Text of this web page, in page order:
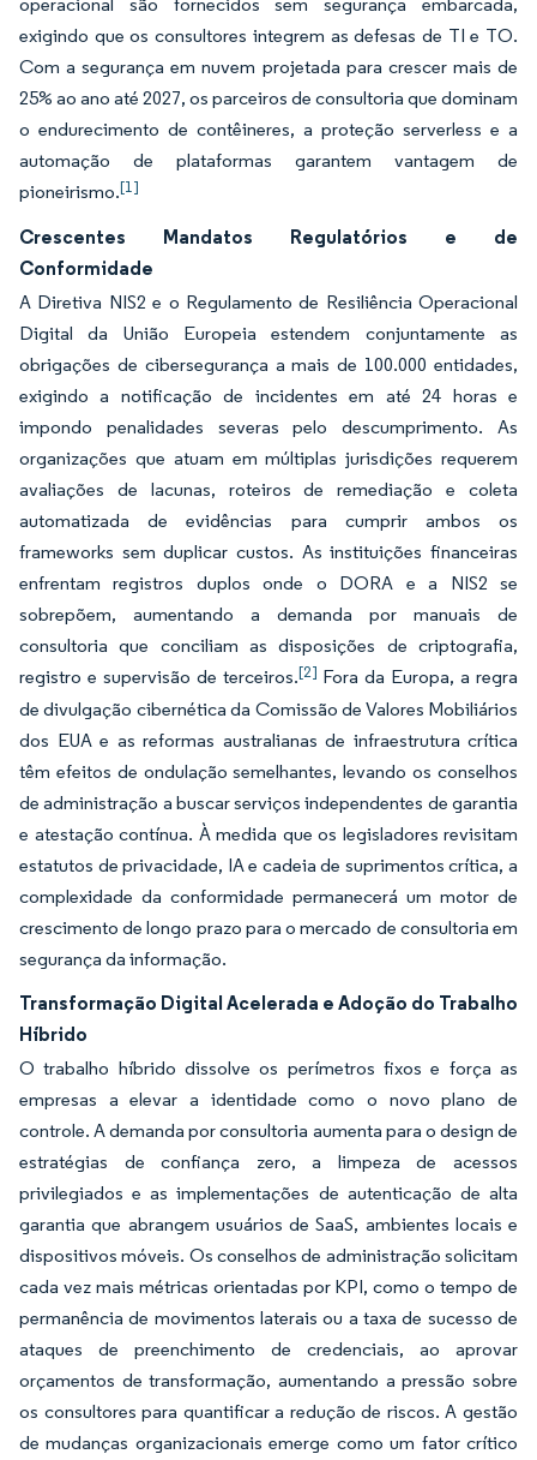
exigindo que os consultores integrem as defesas de TI e TO.
Com a segurança em nuvem projetada para crescer mais de
25% ao ano até 2027, os parceiros de consultoria que dominam
o endurecimento de contêineres, a proteção serverless e a
automação de plataformas garantem vantagem de
pioneirismo.[1]
Crescentes Mandatos Regulatórios e de
Conformidade
A Diretiva NIS2 e o Regulamento de Resiliência Operacional
Digital da União Europeia estendem conjuntamente as
obrigações de cibersegurança a mais de 100.000 entidades,
exigindo a notificação de incidentes em até 24 horas e
impondo penalidades severas pelo descumprimento. As
organizações que atuam em múltiplas jurisdições requerem
avaliações de lacunas, roteiros de remediação e coleta
automatizada de evidências para cumprir ambos os
frameworks sem duplicar custos. As instituições financeiras
enfrentam registros duplos onde o DORA e a NIS2 se
sobrepõem, aumentando a demanda por manuais de
consultoria que conciliam as disposições de criptografia,
registro e supervisão de terceiros.[2] Fora da Europa, a regra
de divulgação cibernética da Comissão de Valores Mobiliários
dos EUA e as reformas australianas de infraestrutura crítica
têm efeitos de ondulação semelhantes, levando os conselhos
de administração a buscar serviços independentes de garantia
e atestação contínua. À medida que os legisladores revisitam
estatutos de privacidade, IA e cadeia de suprimentos crítica, a
complexidade da conformidade permanecerá um motor de
crescimento de longo prazo para o mercado de consultoria em
segurança da informação.
Transformação Digital Acelerada e Adoção do Trabalho
Híbrido
O trabalho híbrido dissolve os perímetros fixos e força as
empresas a elevar a identidade como o novo plano de
controle. A demanda por consultoria aumenta para o design de
estratégias de confiança zero, a limpeza de acessos
privilegiados e as implementações de autenticação de alta
garantia que abrangem usuários de SaaS, ambientes locais e
dispositivos móveis. Os conselhos de administração solicitam
cada vez mais métricas orientadas por KPI, como o tempo de
permanência de movimentos laterais ou a taxa de sucesso de
ataques de preenchimento de credenciais, ao aprovar
orçamentos de transformação, aumentando a pressão sobre
os consultores para quantificar a redução de riscos. A gestão
de mudanças organizacionais emerge como um fator crítico